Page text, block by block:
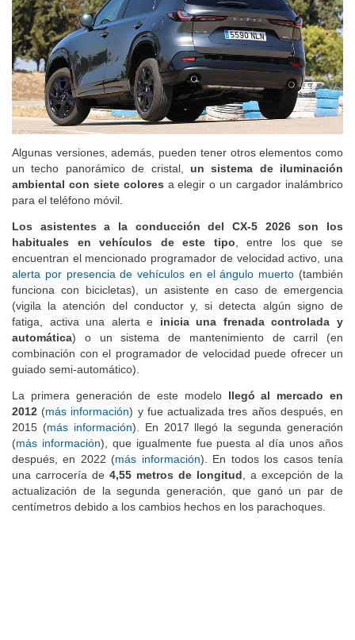
Algunas versiones, además, pueden tener otros elementos como
un techo panorámico de cristal, un sistema de iluminación
ambiental con siete colores a elegir o un cargador inalámbrico
para el teléfono móvil.
Los asistentes a la conducción del CX-5 2026 son los
habituales en vehículos de este tipo , entre los que se
encuentran el mencionado programador de velocidad activo, una
alerta por presencia de vehículos en el ángulo muerto (también
funciona con bicicletas), un asistente en caso de emergencia
(vigila la atención del conductor y, si detecta algún signo de
fatiga, activa una alerta e inicia una frenada controlada y
automática) o un sistema de mantenimiento de carril (en
combinación con el programador de velocidad puede ofrecer un
guiado semi-automático).
La primera generación de este modelo llegó al mercado en
2012 (más información) y fue actualizada tres años después, en
2015 (más información). En 2017 llegó la segunda generación
(más información), que igualmente fue puesta al día unos años
después, en 2022 (más información). En todos los casos tenía
una carrocería de 4,55 metros de longitud , a excepción de la
actualización de la segunda generación, que ganó un par de
centímetros debido a los cambios hechos en los parachoques.